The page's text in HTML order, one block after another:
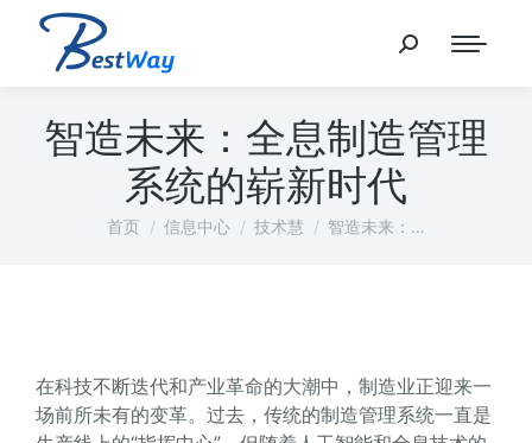
智造未来：全息制造管理
系统的崭新时代
您在这里：
首页 信息中心 技术慧 智造未来：…
在科技不断迭代和产业革命的大潮中，制造业正迎来一
场前所未有的变革。过去，传统的制造管理系统一直是